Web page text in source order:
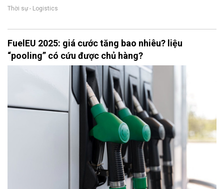
Thời sự - Logistics
FuelEU 2025: giá cước tăng bao nhiêu? liệu
“pooling” có cứu được chủ hàng?